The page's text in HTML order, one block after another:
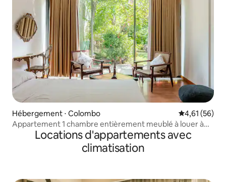
Hébergement ⋅ Colombo Évaluation
4,61 (56)
Appartement 1 chambre entièrement meublé à louer à
ColomboLocations d'appartements avec
climatisation